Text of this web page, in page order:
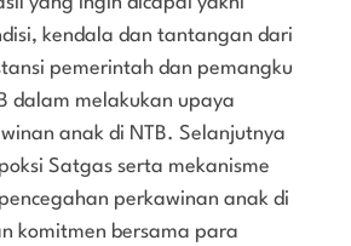
kendala dan tantangan dari
pemerintah dan pemangku
dalam melakukan upaya
anak di NTB. Selanjutnya
Satgas serta mekanisme
perkawinan anak di
komitmen bersama para